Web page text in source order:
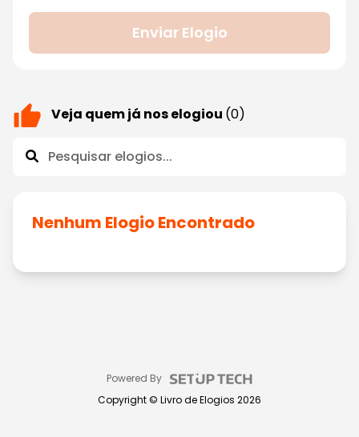
Veja quem já nos elogiou (0)
Nenhum Elogio Encontrado
Enviar Elogio
Powered By
Copyright © Livro de Elogios 2026